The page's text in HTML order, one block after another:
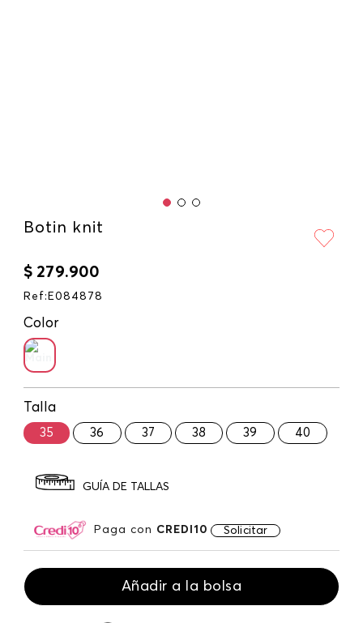
Botin knit
$ 279.900
Ref : E084878
Color
Talla
35 36 37 38 39 40
GUÍA DE TALLAS
Paga con CREDI10 Solicitar
Añadir a la bolsa